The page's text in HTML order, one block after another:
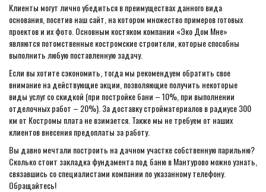
Клиенты могут лично убедиться в преимуществах данного вида
основания, посетив наш сайт, на котором множество примеров готовых
проектов и их фото. Основным костяком компании «Эко Дом Мне»
являются потомственные костромские строители, которые способны
выполнить любую поставленную задачу.
Если вы хотите сэкономить, тогда мы рекомендуем обратить свое
внимание на действующие акции, позволяющие получить некоторые
виды услуг со скидкой (при постройке бани – 10%, при выполнении
отделочных работ – 20%). За доставку стройматериалов в радиусе 300
км от Костромы плата не взимается. Также мы не требуем от наших
клиентов внесения предоплаты за работу.
Вы давно мечтали построить на дачном участке собственную парильню?
Сколько стоит закладка фундамента под баню в Мантурово можно узнать,
связавшись со специалистами компании по указанному телефону.
Обращайтесь!